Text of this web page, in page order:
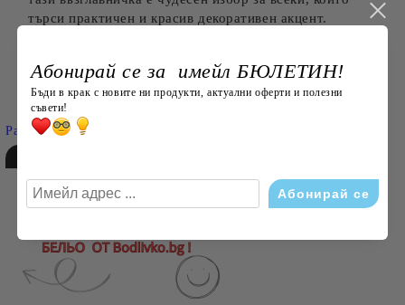
търси практичен и красив декоративен акцент.
Търси
Разширено търсене
Абонирай се за имейл БЮЛЕТИН!
Бъди в крак с новите ни продукти, актуални оферти и полезни
съвети!